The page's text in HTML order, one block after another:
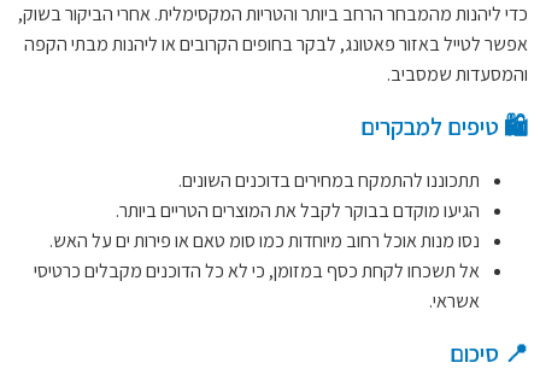
כדי ליהנות מהמבחר הרחב ביותר והטריות המקסימלית. אחרי הביקור בשוק,
אפשר לטייל באזור פאטונג, לבקר בחופים הקרובים או ליהנות מבתי הקפה
והמסעדות שמסביב.
🛍️ טיפים למבקרים
תתכוננו להתמקח במחירים בדוכנים השונים.
הגיעו מוקדם בבוקר לקבל את המוצרים הטריים ביותר.
נסו מנות אוכל רחוב מיוחדות כמו סומ טאם או פירות ים על האש.
אל תשכחו לקחת כסף במזומן, כי לא כל הדוכנים מקבלים כרטיסי
אשראי.
📍 סיכום